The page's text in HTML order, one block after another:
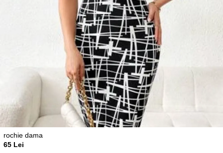
rochie dama
65 Lei